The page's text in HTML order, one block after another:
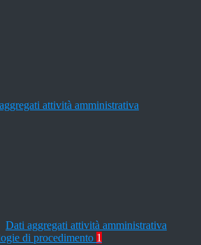
attività amministrativa
Dati aggregati attività amministrativa
di procedimento 1